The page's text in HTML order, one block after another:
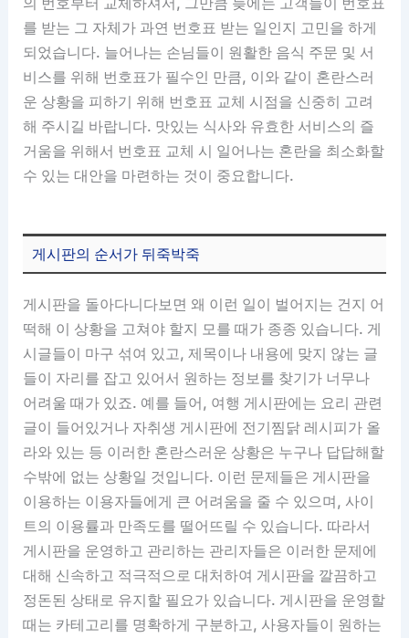
를 받는 그 자체가 과연 번호표 받는 일인지 고민을 하게
되었습니다. 늘어나는 손님들이 원활한 음식 주문 및 서
비스를 위해 번호표가 필수인 만큼, 이와 같이 혼란스러
운 상황을 피하기 위해 번호표 교체 시점을 신중히 고려
해 주시길 바랍니다. 맛있는 식사와 유효한 서비스의 즐
거움을 위해서 번호표 교체 시 일어나는 혼란을 최소화할
수 있는 대안을 마련하는 것이 중요합니다.
게시판의 순서가 뒤죽박죽
게시판을 돌아다니다보면 왜 이런 일이 벌어지는 건지 어
떡해 이 상황을 고쳐야 할지 모를 때가 종종 있습니다. 게
시글들이 마구 섞여 있고, 제목이나 내용에 맞지 않는 글
들이 자리를 잡고 있어서 원하는 정보를 찾기가 너무나
어려울 때가 있죠. 예를 들어, 여행 게시판에는 요리 관련
글이 들어있거나 자취생 게시판에 전기찜닭 레시피가 올
라와 있는 등 이러한 혼란스러운 상황은 누구나 답답해할
수밖에 없는 상황일 것입니다. 이런 문제들은 게시판을
이용하는 이용자들에게 큰 어려움을 줄 수 있으며, 사이
트의 이용률과 만족도를 떨어뜨릴 수 있습니다. 따라서
게시판을 운영하고 관리하는 관리자들은 이러한 문제에
대해 신속하고 적극적으로 대처하여 게시판을 깔끔하고
정돈된 상태로 유지할 필요가 있습니다. 게시판을 운영할
때는 카테고리를 명확하게 구분하고, 사용자들이 원하는